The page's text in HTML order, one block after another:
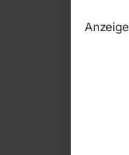
Anzeige